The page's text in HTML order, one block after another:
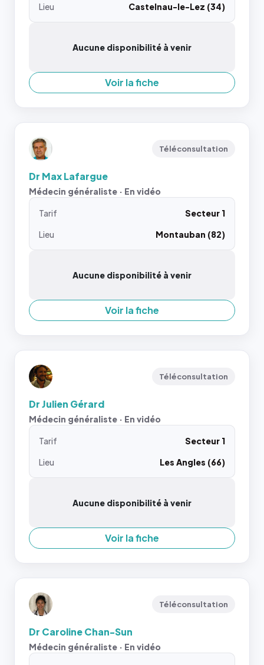
Lieu
Castelnau-le-Lez (34)
Aucune disponibilité à venir
Voir la fiche
Téléconsultation
Dr Max Lafargue
Médecin généraliste · En vidéo
Tarif
Secteur 1
Lieu
Montauban (82)
Aucune disponibilité à venir
Voir la fiche
Téléconsultation
Dr Julien Gérard
Médecin généraliste · En vidéo
Tarif
Secteur 1
Lieu
Les Angles (66)
Aucune disponibilité à venir
Voir la fiche
Téléconsultation
Dr Caroline Chan-Sun
Médecin généraliste · En vidéo